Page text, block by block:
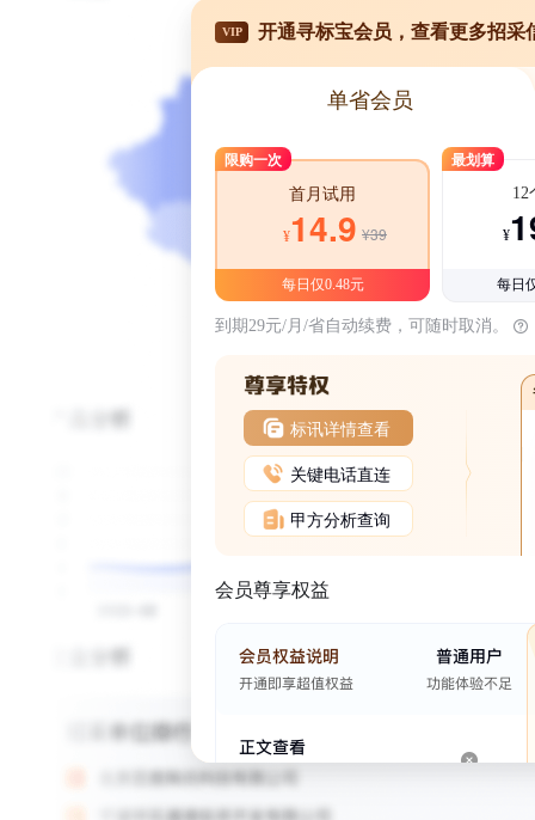
VIP 开通寻标宝会员，查看更多招采
单省会员
限购一次
首月试用
¥14.9 ¥39
每日仅0.48元
最划算
12
¥
每日
到期29元/月/省自动续费，可随时取消。
标讯详情查看
关键电话直连
甲方分析查询
会员尊享权益